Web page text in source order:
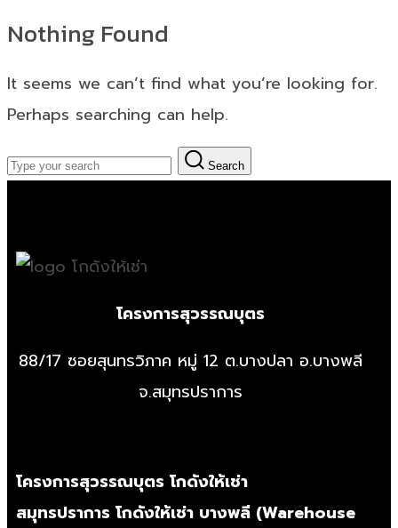
Nothing Found
It seems we can’t find what you’re looking for.
Perhaps searching can help.
Search
โครงการสุวรรณบุตร
88/17 ซอยสุนทรวิภาค หมู่ 12 ต.บางปลา อ.บางพลี
จ.สมุทรปราการ
โครงการสุวรรณบุตร โกดังให้เช่า
สมุทรปราการ โกดังให้เช่า บางพลี (Warehouse